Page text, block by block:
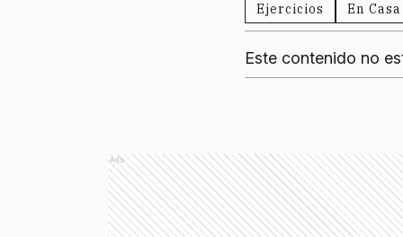
Ejercicios En Casa
Este contenido no
Ads